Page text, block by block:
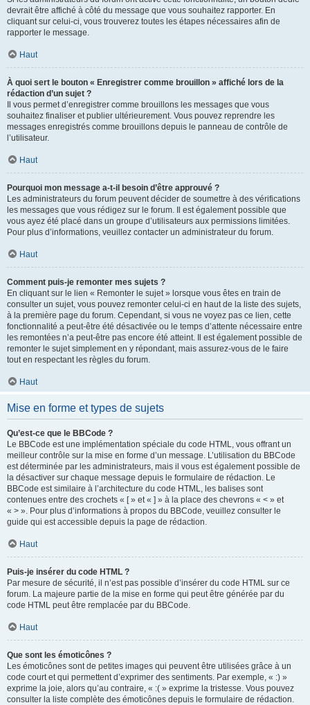
devrait être affiché à côté du message que vous souhaitez rapporter. En
cliquant sur celui-ci, vous trouverez toutes les étapes nécessaires afin de
rapporter le message.
Haut
À quoi sert le bouton « Enregistrer comme brouillon » affiché lors de la
rédaction d’un sujet ?
Il vous permet d’enregistrer comme brouillons les messages que vous
souhaitez finaliser et publier ultérieurement. Vous pouvez reprendre les
messages enregistrés comme brouillons depuis le panneau de contrôle de
l’utilisateur.
Haut
Pourquoi mon message a-t-il besoin d’être approuvé ?
Les administrateurs du forum peuvent décider de soumettre à des vérifications
les messages que vous rédigez sur le forum. Il est également possible que
vous ayez été placé dans un groupe d’utilisateurs aux permissions limitées.
Pour plus d’informations, veuillez contacter un administrateur du forum.
Haut
Comment puis-je remonter mes sujets ?
En cliquant sur le lien « Remonter le sujet » lorsque vous êtes en train de
consulter un sujet, vous pouvez remonter celui-ci en haut de la liste des sujets,
à la première page du forum. Cependant, si vous ne voyez pas ce lien, cette
fonctionnalité a peut-être été désactivée ou le temps d’attente nécessaire entre
les remontées n’a peut-être pas encore été atteint. Il est également possible de
remonter le sujet simplement en y répondant, mais assurez-vous de le faire
tout en respectant les règles du forum.
Haut
Mise en forme et types de sujets
Qu’est-ce que le BBCode ?
Le BBCode est une implémentation spéciale du code HTML, vous offrant un
meilleur contrôle sur la mise en forme d’un message. L’utilisation du BBCode
est déterminée par les administrateurs, mais il vous est également possible de
la désactiver sur chaque message depuis le formulaire de rédaction. Le
BBCode est similaire à l’architecture du code HTML, les balises sont
contenues entre des crochets « [ » et « ] » à la place des chevrons « < » et
« > ». Pour plus d’informations à propos du BBCode, veuillez consulter le
guide qui est accessible depuis la page de rédaction.
Haut
Puis-je insérer du code HTML ?
Par mesure de sécurité, il n’est pas possible d’insérer du code HTML sur ce
forum. La majeure partie de la mise en forme qui peut être générée par du
code HTML peut être remplacée par du BBCode.
Haut
Que sont les émoticônes ?
Les émoticônes sont de petites images qui peuvent être utilisées grâce à un
code court et qui permettent d’exprimer des sentiments. Par exemple, « :) »
exprime la joie, alors qu’au contraire, « :( » exprime la tristesse. Vous pouvez
consulter la liste complète des émoticônes depuis le formulaire de rédaction.